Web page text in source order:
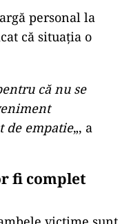
personal la
că situația o
că nu se
de empatie„, a
fi complet